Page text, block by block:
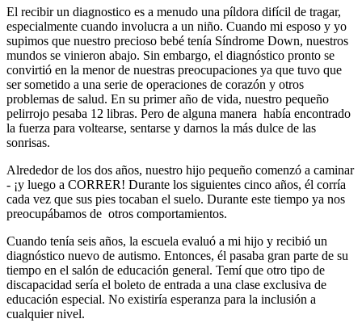
El recibir un diagnostico es a menudo una píldora difícil de tragar,
especialmente cuando involucra a un niño. Cuando mi esposo y yo
supimos que nuestro precioso bebé tenía Síndrome Down, nuestros
mundos se vinieron abajo. Sin embargo, el diagnóstico pronto se
convirtió en la menor de nuestras preocupaciones ya que tuvo que
ser sometido a una serie de operaciones de corazón y otros
problemas de salud. En su primer año de vida, nuestro pequeño
pelirrojo pesaba 12 libras. Pero de alguna manera había encontrado
la fuerza para voltearse, sentarse y darnos la más dulce de las
sonrisas.
Alrededor de los dos años, nuestro hijo pequeño comenzó a caminar
- ¡y luego a CORRER! Durante los siguientes cinco años, él corría
cada vez que sus pies tocaban el suelo. Durante este tiempo ya nos
preocupábamos de otros comportamientos.
Cuando tenía seis años, la escuela evaluó a mi hijo y recibió un
diagnóstico nuevo de autismo. Entonces, él pasaba gran parte de su
tiempo en el salón de educación general. Temí que otro tipo de
discapacidad sería el boleto de entrada a una clase exclusiva de
educación especial. No existiría esperanza para la inclusión a
cualquier nivel.